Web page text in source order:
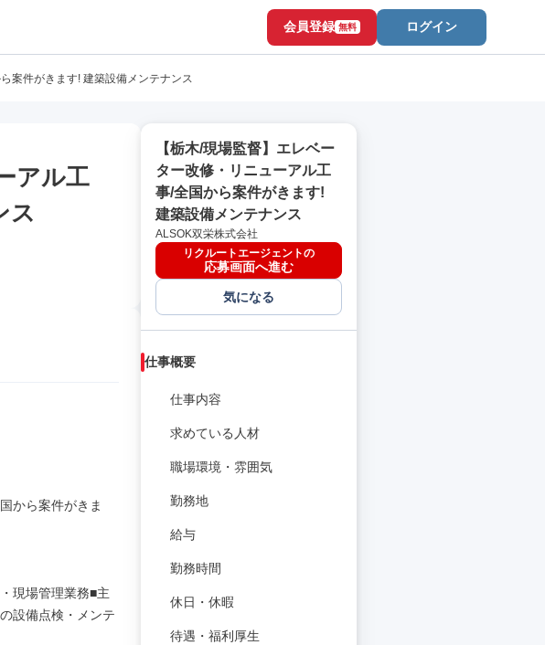
会員登録 無料 ログイン
案件がきます! 建築設備メンテナンス
アル工
ス
から案件がきま
現場管理業務■主
設備点検・メンテ
【栃木/現場監督】エレベー
ター改修・リニューアル工
事/全国から案件がきます!
建築設備メンテナンス
ALSOK双栄株式会社
リクルートエージェントの
応募画面へ進む
気になる
仕事概要
仕事内容
求めている人材
職場環境・雰囲気
勤務地
給与
勤務時間
休日・休暇
待遇・福利厚生